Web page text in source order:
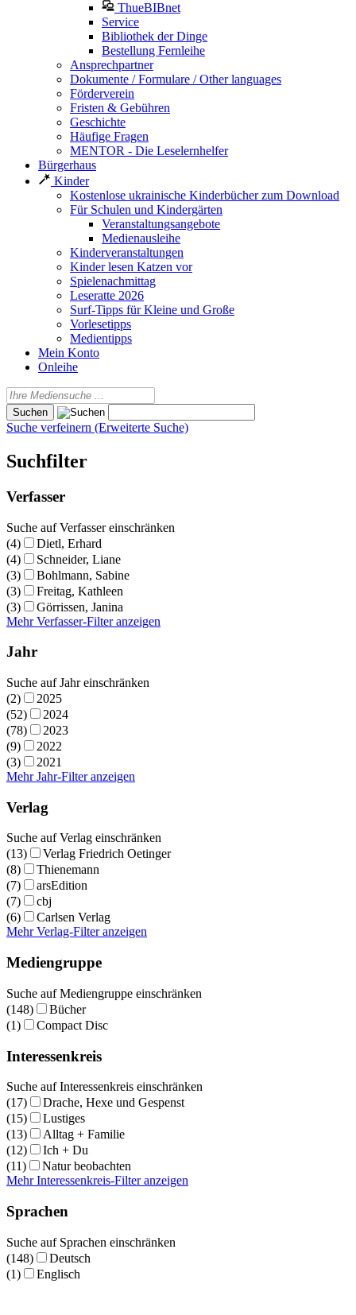
ThueBIBnet
Service
Bibliothek der Dinge
Bestellung Fernleihe
Ansprechpartner
Dokumente / Formulare / Other languages
Förderverein
Fristen & Gebühren
Geschichte
Häufige Fragen
MENTOR - Die Leselernhelfer
Bürgerhaus
Kinder
Kostenlose ukrainische Kinderbücher zum Download
Für Schulen und Kindergärten
Veranstaltungsangebote
Medienausleihe
Kinderveranstaltungen
Kinder lesen Katzen vor
Spielenachmittag
Leseratte 2026
Surf-Tipps für Kleine und Große
Vorlesetipps
Medientipps
Mein Konto
Onleihe
Suche verfeinern (Erweiterte Suche)
Suchfilter
Verfasser
Suche auf Verfasser einschränken
(4)
Dietl, Erhard
(4)
Schneider, Liane
(3)
Bohlmann, Sabine
(3)
Freitag, Kathleen
(3)
Görrissen, Janina
Mehr Verfasser-Filter anzeigen
Jahr
Suche auf Jahr einschränken
(2)
2025
(52)
2024
(78)
2023
(9)
2022
(3)
2021
Mehr Jahr-Filter anzeigen
Verlag
Suche auf Verlag einschränken
(13)
Verlag Friedrich Oetinger
(8)
Thienemann
(7)
arsEdition
(7)
cbj
(6)
Carlsen Verlag
Mehr Verlag-Filter anzeigen
Mediengruppe
Suche auf Mediengruppe einschränken
(148)
Bücher
(1)
Compact Disc
Interessenkreis
Suche auf Interessenkreis einschränken
(17)
Drache, Hexe und Gespenst
(15)
Lustiges
(13)
Alltag + Familie
(12)
Ich + Du
(11)
Natur beobachten
Mehr Interessenkreis-Filter anzeigen
Sprachen
Suche auf Sprachen einschränken
(148)
Deutsch
(1)
Englisch